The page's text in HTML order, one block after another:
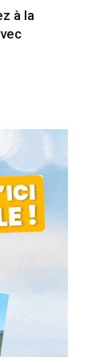
à la